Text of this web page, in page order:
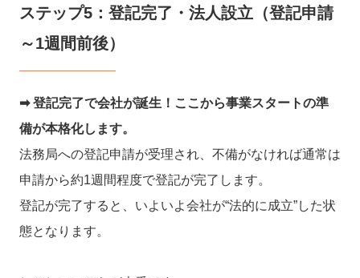
ステップ5：登記完了・法人設立（登記申請
～1週間前後）
➡︎ 登記完了で会社が誕生！ここから事業スタートの準
備が本格化します。
法務局への登記申請が受理され、不備がなければ通常は
申請から約1週間程度で登記が完了します。
登記が完了すると、いよいよ会社が“法的に成立”した状
態となります。